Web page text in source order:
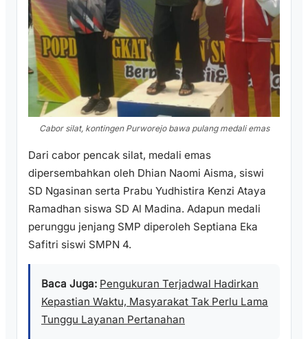
Cabor silat, kontingen Purworejo bawa pulang medali emas
Dari cabor pencak silat, medali emas
dipersembahkan oleh Dhian Naomi Aisma, siswi
SD Ngasinan serta Prabu Yudhistira Kenzi Ataya
Ramadhan siswa SD Al Madina. Adapun medali
perunggu jenjang SMP diperoleh Septiana Eka
Safitri siswi SMPN 4.
Baca Juga: Pengukuran Terjadwal Hadirkan
Kepastian Waktu, Masyarakat Tak Perlu Lama
Tunggu Layanan Pertanahan